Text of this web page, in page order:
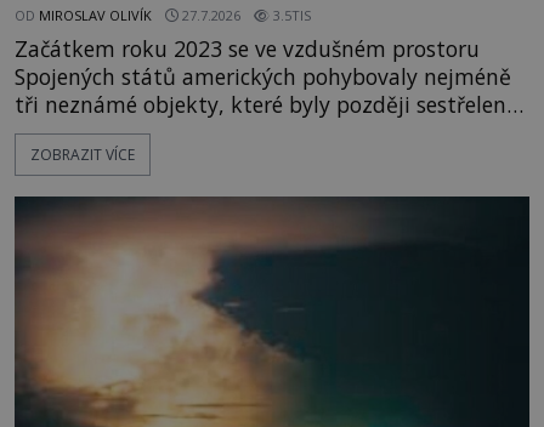
OD MIROSLAV OLIVÍK 27.7.2026 3.5TIS
Začátkem roku 2023 se ve vzdušném prostoru
Spojených států amerických pohybovaly nejméně
tři neznámé objekty, které byly později sestřeleny.
Do dnešních dnů nebyly trosky těchto létajících
těles objeveny. Je možné, že šlo o nějaké nové
mimozemského původu? Dne 4. února roku 2023
vydává
ZOBRAZIT VÍCE